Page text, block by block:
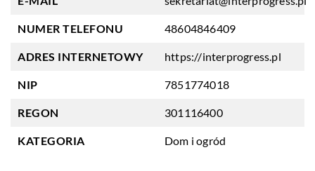
NUMER TELEFONU 48604846409
ADRES INTERNETOWY https://interprogress.pl
NIP 7851774018
REGON 301116400
KATEGORIA Dom i ogród